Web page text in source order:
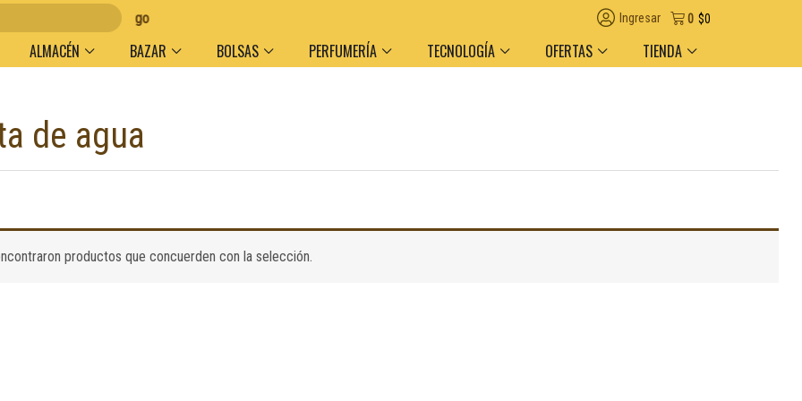
y medio de pago $0
0
Ingresar
ALMACÉN BAZAR BOLSAS PERFUMERÍA TECNOLOGÍA OFERTAS TIENDA
de agua
productos que concuerden con la selección.